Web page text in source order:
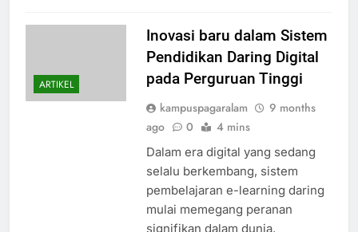
ARTIKEL
Inovasi baru dalam Sistem
Pendidikan Daring Digital
pada Perguruan Tinggi
kampuspagaralam
9 months
ago
0 4 mins
Dalam era digital yang sedang
selalu berkembang, sistem
pembelajaran e-learning daring
mulai memegang peranan
signifikan dalam dunia,